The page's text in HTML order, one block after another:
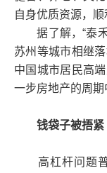
自身优质资源，顺
据了解，“泰禾
苏州等城市相继
中国城市居民高
一步房地产的周期
钱袋子被捂紧
高杠杆问题普